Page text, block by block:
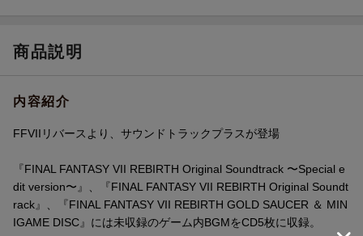
洋題
商品説明
内容紹介
FFVIIリバースより、サウンドトラックプラスが登場
『FINAL FANTASY VII REBIRTH Original Soundtrack 〜Special e
dit version〜』、『FINAL FANTASY VII REBIRTH Original Soundt
rack』、『FINAL FANTASY VII REBIRTH GOLD SAUCER ＆ MIN
IGAME DISC』には未収録のゲーム内BGMをCD5枚に収録。